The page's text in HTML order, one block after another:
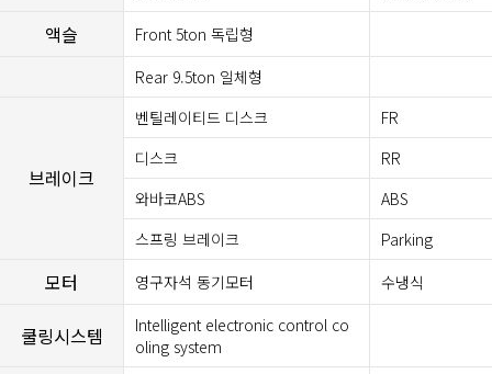
액슬
Front 5ton 독립형
Rear 9.5ton 일체형
브레이크
벤틸레이티드 디스크
FR
디스크
RR
와바코ABS
ABS
스프링 브레이크
Parking
모터 영구자석 동기모터 수냉식
쿨링시스템
Intelligent electronic control co
oling system